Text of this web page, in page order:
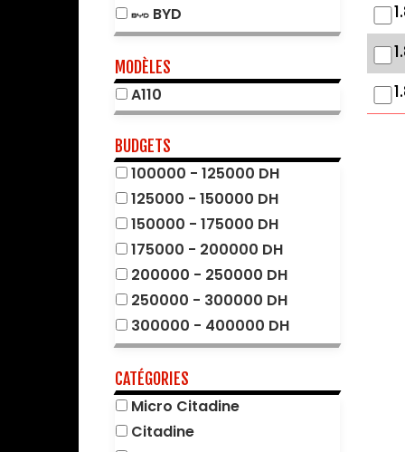
BYD
Changan
Citroën
Cupra
Dacia
DFSK
DS
Fiat
Ford
Geely
Great Wall
Honda
Hyundai
Jaecoo
Jeep
Kia
Mahindra
MODÈLES
A110
BUDGETS
100000 - 125000 DH
125000 - 150000 DH
150000 - 175000 DH
175000 - 200000 DH
200000 - 250000 DH
250000 - 300000 DH
300000 - 400000 DH
400000 - 500000 DH
500000 - 600000 DH
600000 - 700000 DH
700000 - 800000 DH
CATÉGORIES
Micro Citadine
Citadine